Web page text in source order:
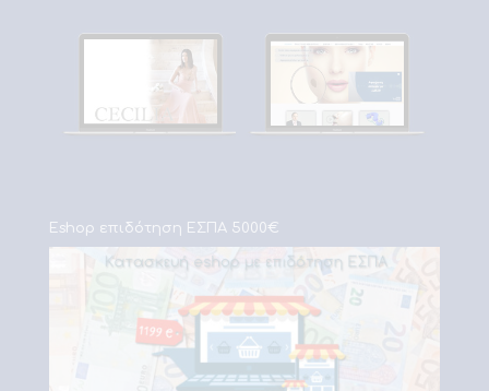
Eshop επιδότηση ΕΣΠΑ 5000€